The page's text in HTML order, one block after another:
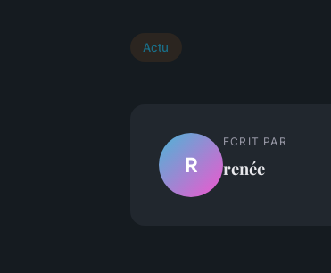
Actu
R
ECRIT PAR
renée